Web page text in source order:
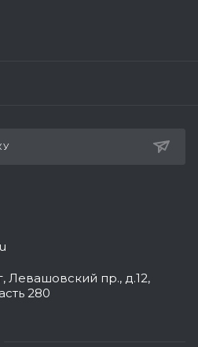
Левашовский пр., д.12,
280